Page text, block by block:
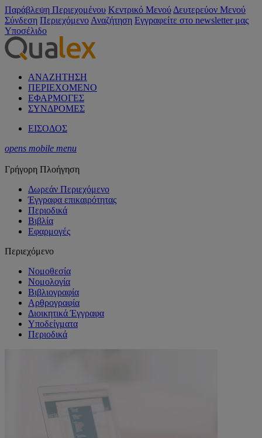
Παράβλεψη Περιεχομένου Κεντρικό Μενού Δευτερεύον Μενού
Σύνδεση Περιεχόμενο Αναζήτηση Εγγραφείτε στο newsletter μας
Υποσέλιδο
ΑΝΑΖΗΤΗΣΗ
ΠΕΡΙΕΧΟΜΕΝΟ
ΕΦΑΡΜΟΓΕΣ
ΣΥΝΔΡΟΜΕΣ
ΕΙΣΟΔΟΣ
opens mobile menu
Γρήγορη Πλοήγηση
Δωρεάν Περιεχόμενο
Έγγραφα επικαιρότητας
Περιοδικά
Βιβλία
Εφαρμογές
Περιεχόμενο
Νομοθεσία
Νομολογία
Βιβλιογραφία
Αρθρογραφία
Διοικητικά Έγγραφα
Υποδείγματα
Περιοδικά